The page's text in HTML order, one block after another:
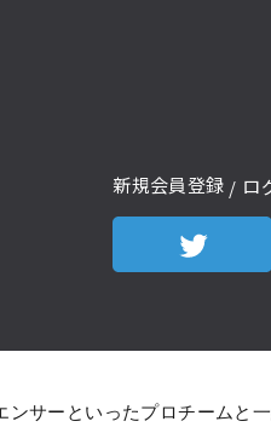
新規会員登録 ロ
サーといったプロチームと